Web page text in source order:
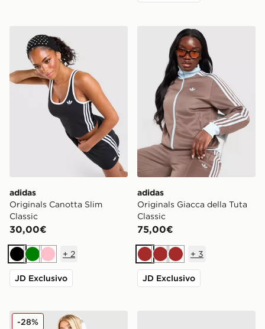
adidas Originals Canotta Slim Classic
adidas
Originals Canotta Slim
Classic
30,00€
NeroVerdeRosa
+ 2
JD Exclusivo
adidas Originals Giacca
adidas
Originals Giacca della Tuta
Classic
75,00€
Marrone
Marrone
Marrone
+ 3
JD Exclusivo
adidas Originals Crochet Football Top
-28%